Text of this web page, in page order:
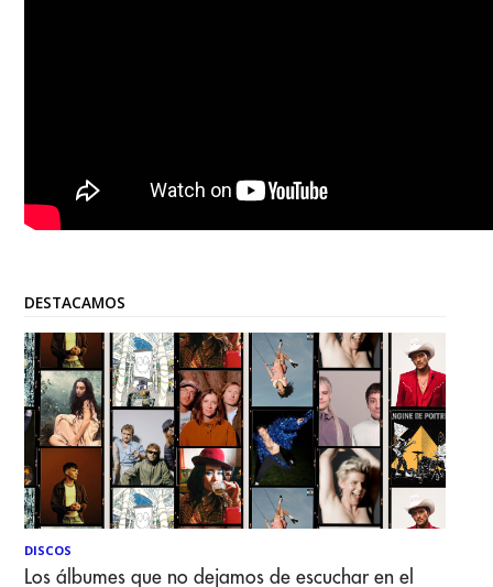
DESTACAMOS
DISCOS
Los álbumes que no dejamos de escuchar en el